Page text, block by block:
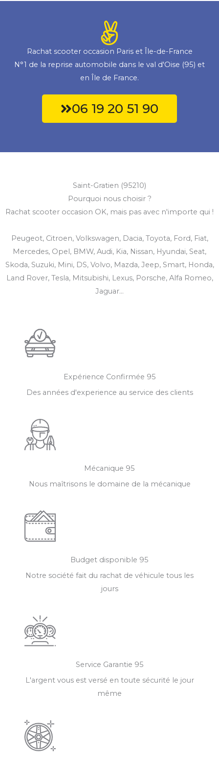
Rachat scooter occasion Paris et Île-de-France
N°1 de la reprise automobile dans le val d'Oise (95) et
en Île de France.
06 19 20 51 90
Saint-Gratien (95210)
Pourquoi nous choisir ?
Rachat scooter occasion OK, mais pas avec n'importe qui !
Peugeot, Citroen, Volkswagen, Dacia, Toyota, Ford, Fiat,
Mercedes, Opel, BMW, Audi, Kia, Nissan, Hyundai, Seat,
Skoda, Suzuki, Mini, DS, Volvo, Mazda, Jeep, Smart, Honda,
Land Rover, Tesla, Mitsubishi, Lexus, Porsche, Alfa Romeo,
Jaguar...
Expérience Confirmée​ 95
Des années d'experience au service des clients​
Mécanique 95
Nous maîtrisons le domaine de la mécanique
Budget disponible 95
Notre société fait du rachat de véhicule tous les
jours
Service Garantie 95
L'argent vous est versé en toute sécurité le jour
même